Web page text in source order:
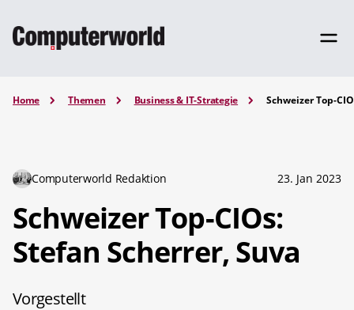
Home Themen Business & IT-Strategie Schweizer Top-
Computerworld Redaktion 23. Jan 2023
Schweizer Top-CIOs:
Stefan Scherrer, Suva
Vorgestellt